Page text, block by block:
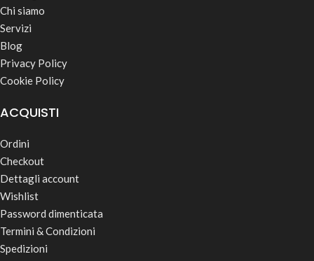
Chi siamo
Servizi
Blog
Privacy Policy
Cookie Policy
ACQUISTI
Ordini
Checkout
Dettagli account
Wishlist
Password dimenticata
Termini & Condizioni
Spedizioni